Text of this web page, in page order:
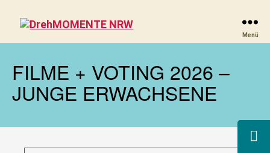
Menü
FILME + VOTING 2026 –
JUNGE ERWACHSENE